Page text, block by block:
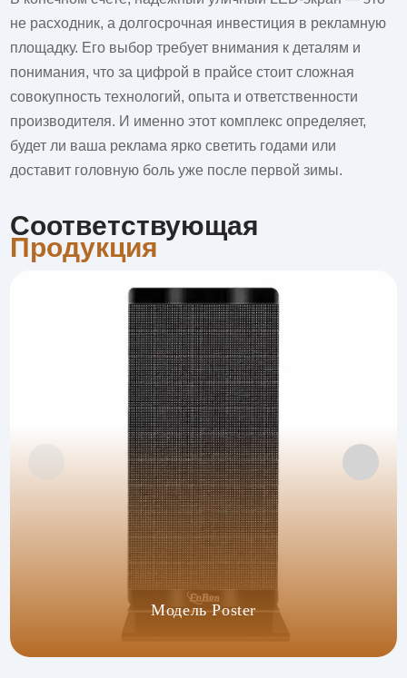
не расходник, а долгосрочная инвестиция в рекламную
площадку. Его выбор требует внимания к деталям и
понимания, что за цифрой в прайсе стоит сложная
совокупность технологий, опыта и ответственности
производителя. И именно этот комплекс определяет,
будет ли ваша реклама ярко светить годами или
доставит головную боль уже после первой зимы.
Соответствующая
Продукция
Модель Poster